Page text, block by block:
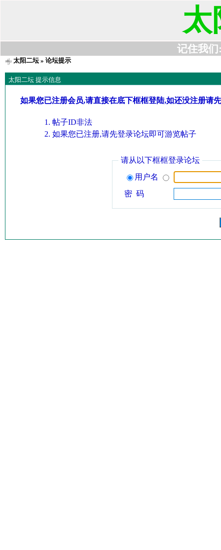
太
记住我们
太阳二坛» 论坛提示
太阳二坛 提示信息
如果您已注册会员,请直接在底下框框登陆,如还没注册请
帖子ID非法
如果您已注册,请先登录论坛即可游览帖子
请从以下框框登录论坛
用户名
密 码